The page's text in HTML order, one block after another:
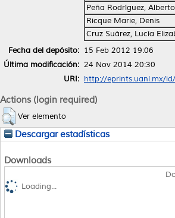
Peña Rodríguez, Alberto
Ricque Marie, Denis
Cruz Suárez, Lucía
Fecha del depósito: 15 Feb 2012 19:06
Última modificación: 24 Nov 2014 20:30
URI: http://eprints.uanl.mx/
Actions (login required)
Ver elemento
Descargar estadísticas
Downloads
Loading...